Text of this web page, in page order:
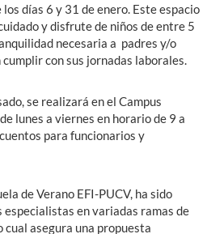
días 6 y 31 de enero. Este espacio
y disfrute de niños de entre 5
necesaria a padres y/o
con sus jornadas laborales.
se realizará en el Campus
lunes a viernes en horario de 9 a
para funcionarios y
de Verano EFI-PUCV, ha sido
en variadas ramas de
asegura una propuesta